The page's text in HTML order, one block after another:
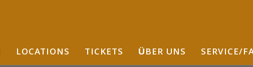
LOCATIONS TICKETS ÜBER UNS SERVICE/